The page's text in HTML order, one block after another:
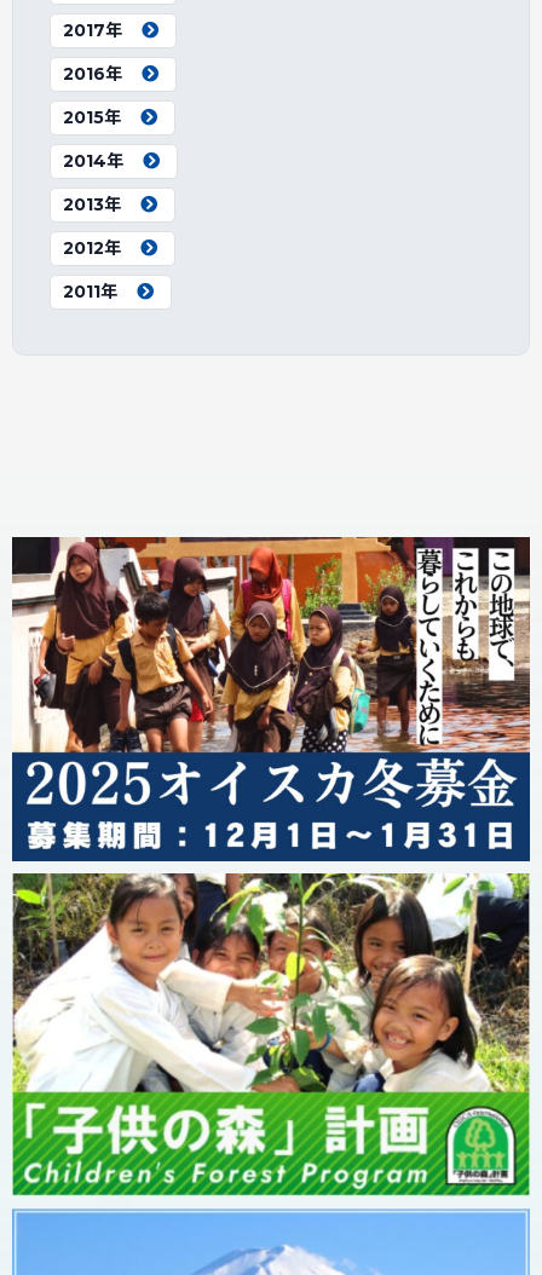
2017年
2016年
2015年
2014年
2013年
2012年
2011年